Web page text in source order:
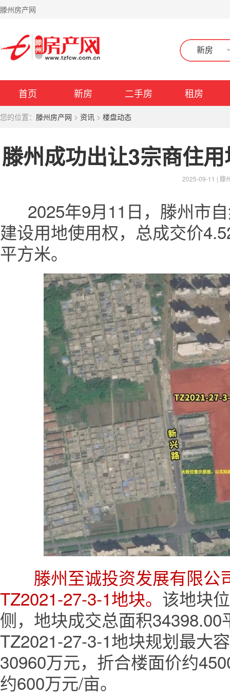
滕州房产网
新房
首页 新房 二手房 租房
您的位置： 滕州房产网 > 资讯 > 楼盘动态
滕州成功出让3宗商住
2025-09-11 | 滕
2025年9月11日，滕州市
建设用地使用权，总成交价
平方米。
滕州至诚投资发展有限公
TZ2021-27-3-1地块。 该地块
侧，地块成交总面积
TZ2021-27-3-1地块规划最大
30960万元，折合楼面价约
约600万元/亩。